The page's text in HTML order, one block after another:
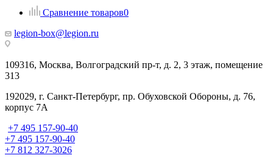
Сравнение товаров0
legion-box@legion.ru
109316, Москва, Волгоградский пр-т, д. 2, 3 этаж, помещение
313
192029, г. Санкт-Петербург, пр. Обуховской Обороны, д. 76,
корпус 7А
+7 495 157-90-40
+7 495 157-90-40
+7 812 327-3026